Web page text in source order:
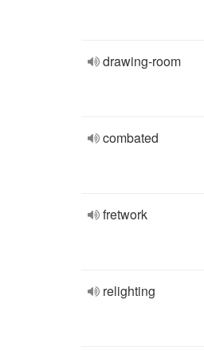
drawing-room
combated
fretwork
relighting